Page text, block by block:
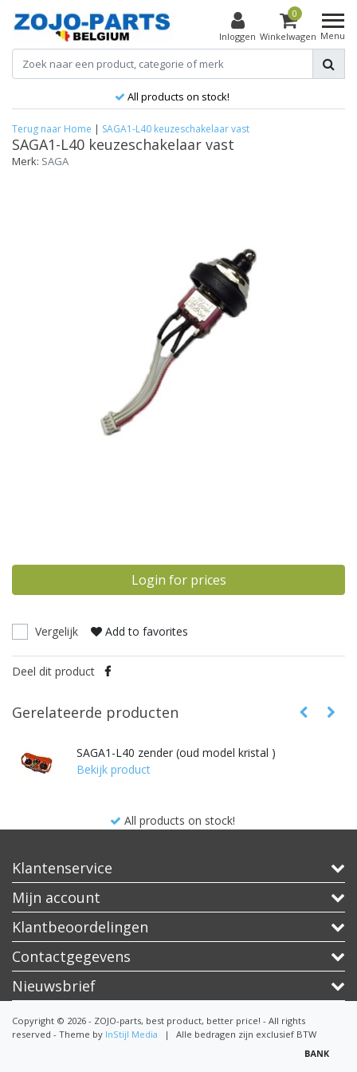
Inloggen
0
Winkelwagen Menu
All products on stock!
Terug naar Home | SAGA1-L40 keuzeschakelaar vast
SAGA1-L40 keuzeschakelaar vast
Merk: SAGA
Login for prices
Vergelijk Add to favorites
Deel dit product
Gerelateerde producten
SAGA1-L40 zender (oud model kristal )
Bekijk product
All products on stock!
Klantenservice
Mijn account
Klantbeoordelingen
Contactgegevens
Nieuwsbrief
Copyright © 2026 - ZOJO-parts, best product, better price! - All rights
reserved - Theme by InStijl Media | Alle bedragen zijn exclusief BTW